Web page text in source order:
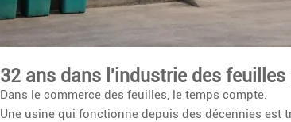
32 ans dans l'industrie des
Dans le commerce des feuilles, le temps compte.
Une usine qui fonctionne depuis des décennies est